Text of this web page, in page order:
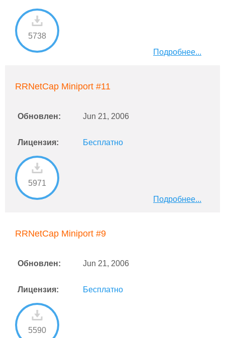
5738
Подробнее...
RRNetCap Miniport #11
Обновлен: Jun 21, 2006
Лицензия: Бесплатно
5971
Подробнее...
RRNetCap Miniport #9
Обновлен: Jun 21, 2006
Лицензия: Бесплатно
5590